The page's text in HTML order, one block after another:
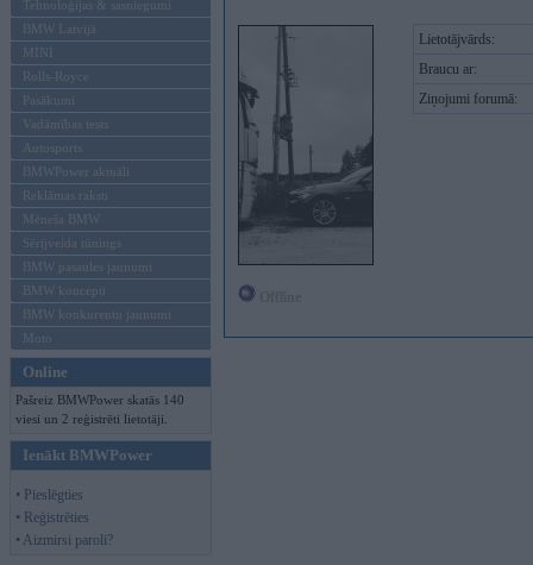
Tehnoloģijas & sasniegumi
BMW Latvijā
MINI
Rolls-Royce
Pasākumi
Vadāmības tests
Autosports
BMWPower aktuāli
Reklāmas raksti
Mēneša BMW
Sērijveida tūnings
BMW pasaules jaunumi
BMW koncepti
BMW konkurentu jaunumi
Moto
Online
Pašreiz BMWPower skatās 140
viesi un 2 reģistrēti lietotāji.
Ienākt BMWPower
• Pieslēgties
• Reģistrēties
• Aizmirsi paroli?
Lietotājvārds:
Braucu ar:
Ziņojumi forumā: